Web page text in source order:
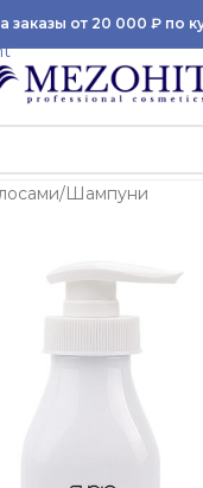
от 20 000 ₽ по
/Шампуни